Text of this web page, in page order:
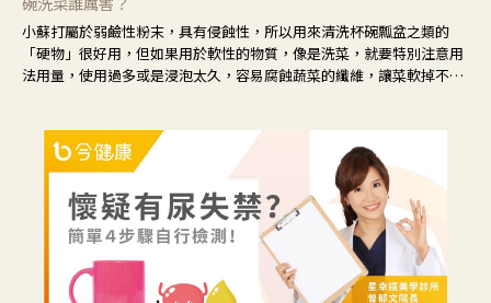
小蘇打屬於弱鹼性粉末，具有侵蝕性，所以用來清洗杯碗瓢盆之類的
「硬物」很好用，但如果用於軟性的物質，像是洗菜，就要特別注意用
法用量，使用過多或是浸泡太久，容易腐蝕蔬菜的纖維，讓菜軟掉不清